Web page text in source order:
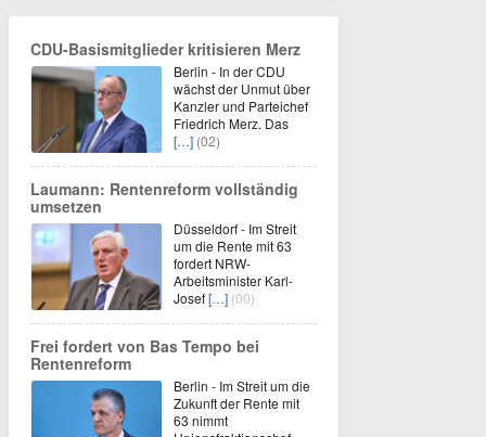
CDU-Basismitglieder kritisieren Merz
Berlin - In der CDU
wächst der Unmut über
Kanzler und Parteichef
Friedrich Merz. Das
[…] (02)
Laumann: Rentenreform vollständig
umsetzen
Düsseldorf - Im Streit
um die Rente mit 63
fordert NRW-
Arbeitsminister Karl-
Josef[…] (00)
Frei fordert von Bas Tempo bei
Rentenreform
Berlin - Im Streit um die
Zukunft der Rente mit
63 nimmt